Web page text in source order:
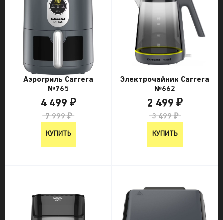
Аэрогриль Carrera
№765
4 499 ₽
7 999 ₽
КУПИТЬ
Электрочайник Carrera
№662
2 499 ₽
3 499 ₽
КУПИТЬ